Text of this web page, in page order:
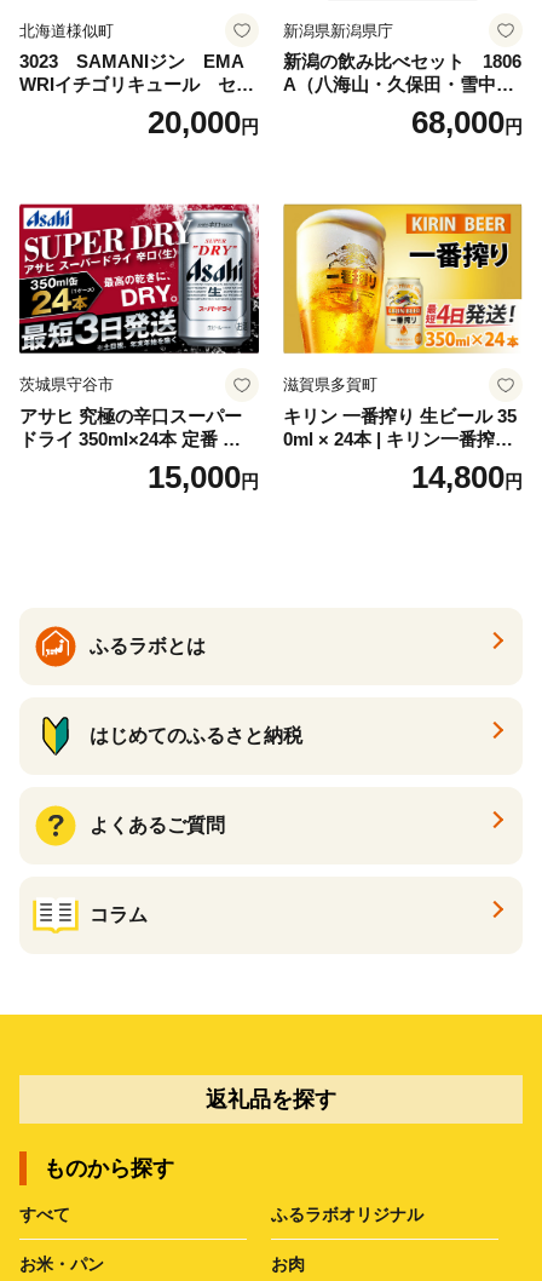
北海道様似町
3023 SAMANIジン EMA
WRIイチゴリキュール セッ
ト（箱入り）【大人の味 酒
お酒 洋酒 スピリッツ クラフ
セット 詰め合わせ カクテル
ソーダ割り アルコール ロッ
ク ソーダ ジントニック 】
20,000円
新潟県新潟県庁
新潟の飲み比べセット 1806
A（八海山・久保田・雪中
梅・越乃寒梅・かたふね・千
68,000円
茨城県守谷市
アサヒ 究極の辛口スーパー
ドライ 350ml×24本 定番 ビー
ル 缶ビール 酒 お酒 アルコー
15,000円
滋賀県多賀町
キリン 一番搾り 生ビール 35
0ml × 24本 | キリン一番搾り
キリンビール 一番搾り ビー
ル 24缶 きりんいちばんしぼ
14,800円
ふるラボとは
はじめてのふるさと納税
よくあるご質問
コラム
返礼品を探す
ものから探す
すべて ふるラボオリジナル
お米・パン お肉